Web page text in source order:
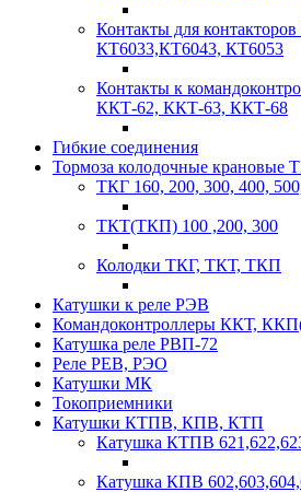
Контакты для
КТ6033,КТ6043, КТ6053
Контакты к
ККТ-62, ККТ-63, ККТ-68
Гибкие соединения
Тормоза колодочные крановые
ТКГ 160, 200, 300, 400,
ТКТ(ТКП) 100 ,200, 300
Колодки ТКГ, ТКТ, ТКП
Катушки к реле РЭВ
Командоконтроллеры ККТ,
Катушка реле РВП-72
Реле РЕВ, РЭО
Катушки МК
Токоприемники
Катушки КТПВ, КПВ, КТП
Катушка КТПВ
Катушка КПВ